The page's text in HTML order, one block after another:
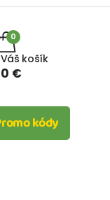
0
Váš košík
0 €
kódy